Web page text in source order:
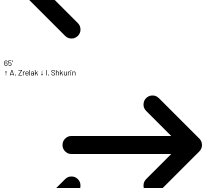
65'
↑ A. Zrelak ↓ I. Shkurin